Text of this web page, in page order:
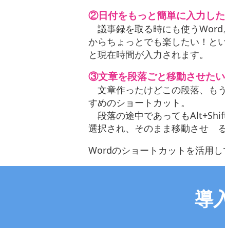
②日付をもっと簡単に入力し
議事録を取る時にも使うWord
からちょっとでも楽したい！と
と現在時間が入力されます。
③文章を段落ごと移動させた
文章作ったけどこの段落、も
すめのショートカット。
段落の途中であっても
選択され、そのまま移動させ る
Wordのショートカットを活用
導